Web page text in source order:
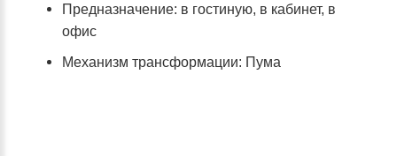
Предназначение: в гостиную, в кабинет, в
офис
Механизм трансформации: Пума